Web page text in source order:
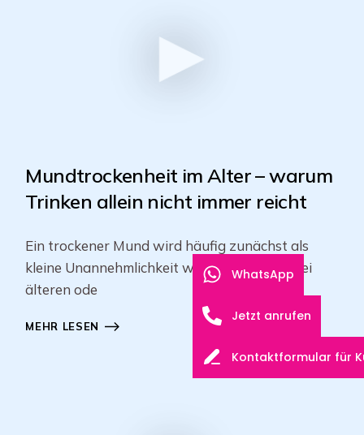
Mundtrockenheit im Alter – warum
Trinken allein nicht immer reicht
Ein trockener Mund wird häufig zunächst als
kleine Unannehmlichkeit wahrgenommen. Bei
älteren ode
MEHR LESEN
WhatsApp
Jetzt anrufen
Kontaktformular für